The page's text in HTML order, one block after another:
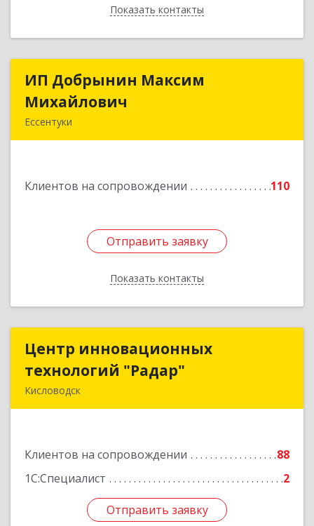
Показать контакты
Назад
ИП Добрынин Максим
Михайлович
Ессентуки
Клиентов на сопровождении 110
Отправить заявку
Показать контакты
ИП Добрынин Максим
Подробнее
Отправить заявку
Назад
Центр инновационных
технологий "Радар"
Кисловодск
Клиентов на сопровождении
88
1С:Специалист
2
Отправить заявку
Центр инновационных
технологий "Радар"
Подробнее
Отправить заявку